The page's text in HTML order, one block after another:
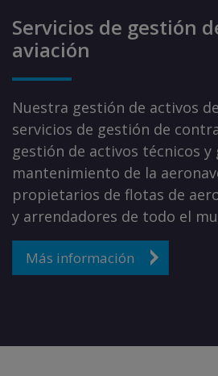
Servicios de gestión
aviación
Nuestra gestión de activos
servicios de gestión de
gestión de activos técnicos y
mantenimiento de la
propietarios de flotas de
y arrendadores de todo el
Más información